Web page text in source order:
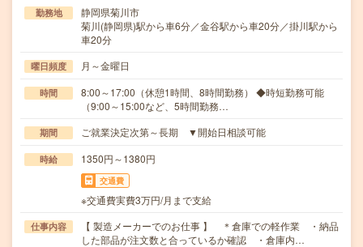
勤務地
静岡県菊川市
菊川(静岡県)駅から車6分／金谷駅から車20分／掛川駅から
車20分
曜日頻度 月～金曜日
時間
8:00～17:00（休憩1時間、8時間勤務） ◆時短勤務可能
（9:00～15:00など、5時間勤務…
期間 ご就業決定次第～長期 ▼開始日相談可能
時給 1350円～1380円
交通費
※交通費実費3万円/月まで支給
仕事内容
【 製造メーカーでのお仕事 】 ＊倉庫での軽作業 ・納品
した部品が注文数と合っているか確認 ・倉庫内…